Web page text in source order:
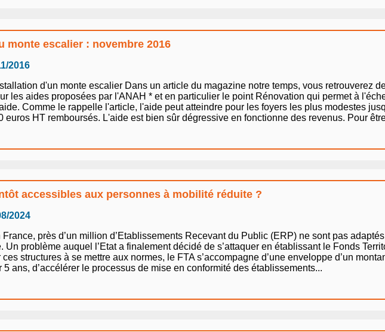
monte escalier : novembre 2016
2016
d'un monte escalier Dans un article du magazine notre temps, vous retrouverez
les aides proposées par l'ANAH * et en particulier le point Rénovation qui permet à
Comme le rappelle l'article, l'aide peut atteindre pour les foyers les plus modestes
euros HT remboursés. L'aide est bien sûr dégressive en fonctionne des revenus. Pour
accessibles aux personnes à mobilité réduite ?
2024
France, près d’un million d’Etablissements Recevant du Public (ERP) ne sont pas
Un problème auquel l’Etat a finalement décidé de s’attaquer en établissant le Fonds
structures à se mettre aux normes, le FTA s’accompagne d’une enveloppe d’un
5 ans, d’accélérer le processus de mise en conformité des établissements...